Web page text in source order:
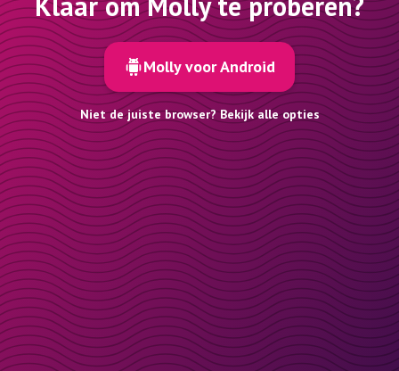
Molly voor Android
Niet de juiste browser? Bekijk alle opties